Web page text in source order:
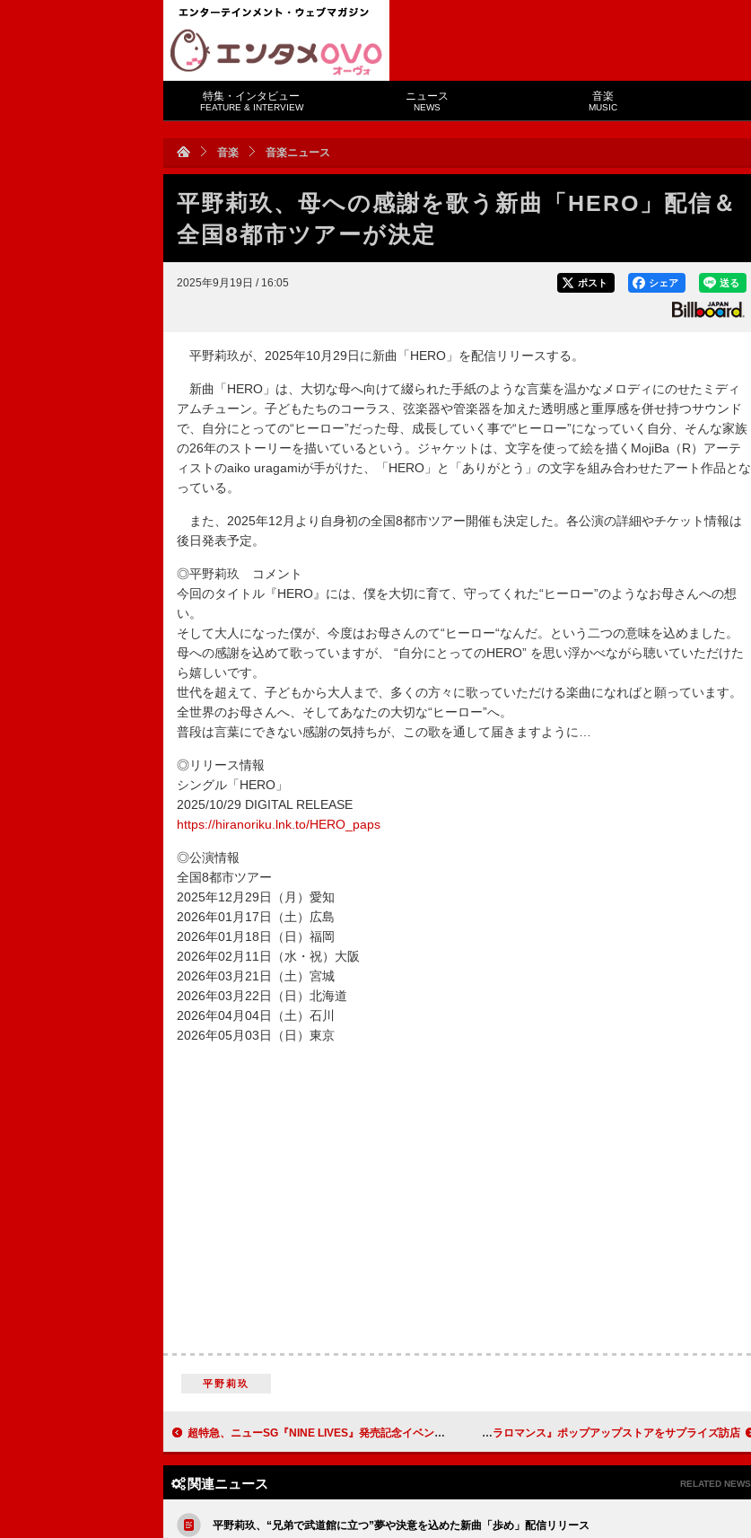
特集・インタビュー
FEATURE & INTERVIEW
ニュース
NEWS
音楽
MUSIC
音楽 音楽ニュース
平野莉玖、母への感謝を歌う新曲「HERO」配信＆
全国8都市ツアーが決定
2025年9月19日 / 16:05 送る
シェア
ポスト
平野莉玖が、2025年10月29日に新曲「HERO」を配信リリースする。
新曲「HERO」は、大切な母へ向けて綴られた手紙のような言葉を温かなメロディにのせたミディ
アムチューン。子どもたちのコーラス、弦楽器や管楽器を加えた透明感と重厚感を併せ持つサウンド
で、自分にとっての“ヒーロー”だった母、成長していく事で“ヒーロー”になっていく自分、そんな家族
の26年のストーリーを描いているという。ジャケットは、文字を使って絵を描くMojiBa（R）アーテ
ィストのaiko uragamiが手がけた、「HERO」と「ありがとう」の文字を組み合わせたアート作品とな
っている。
また、2025年12月より自身初の全国8都市ツアー開催も決定した。各公演の詳細やチケット情報は
後日発表予定。
◎平野莉玖 コメント
今回のタイトル『HERO』には、僕を大切に育て、守ってくれた“ヒーロー”のようなお母さんへの想
い。
そして大人になった僕が、今度はお母さんのて“ヒーロー“なんだ。という二つの意味を込めました。
母への感謝を込めて歌っていますが、 “自分にとってのHERO” を思い浮かべながら聴いていただけた
ら嬉しいです。
世代を超えて、子どもから大人まで、多くの方々に歌っていただける楽曲になればと願っています。
全世界のお母さんへ、そしてあなたの大切な“ヒーロー”へ。
普段は言葉にできない感謝の気持ちが、この歌を通して届きますように…
◎リリース情報
シングル「HERO」
2025/10/29 DIGITAL RELEASE
https://hiranoriku.lnk.to/HERO_paps
◎公演情報
全国8都市ツアー
2025年12月29日（月）愛知
2026年01月17日（土）広島
2026年01月18日（日）福岡
2026年02月11日（水・祝）大阪
2026年03月21日（土）宮城
2026年03月22日（日）北海道
2026年04月04日（土）石川
2026年05月03日（日）東京
平野莉玖
超特急、ニューSG『NINE LIVES』発売記念イベント開催＆抽選招待 会場は当日までシークレット Perfume、3人で『ネビュラロマンス』ポップアップストアをサプライズ訪店
関連ニュース RELATED NEWS
平野莉玖、“兄弟で武道館に立つ”夢や決意を込めた新曲「歩め」配信リリース